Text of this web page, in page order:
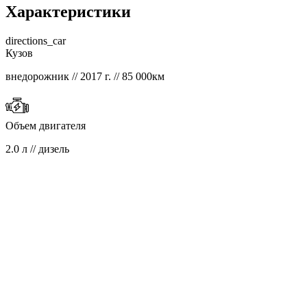
Характеристики
directions_car
Кузов
внедорожник // 2017 г. // 85 000км
Объем двигателя
2.0 л // дизель